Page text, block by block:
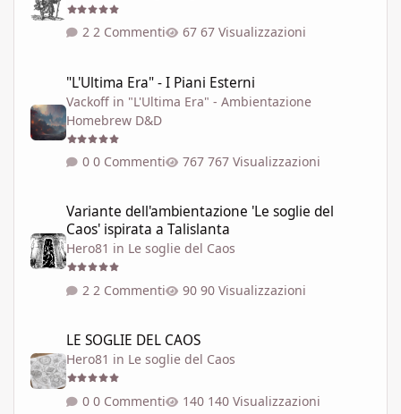
2 Commenti 67 Visualizzazioni
"L'Ultima Era" - I Piani Esterni
Vackoff in "L'Ultima Era" - Ambientazione
Homebrew D&D
0 Commenti 767 Visualizzazioni
Variante dell'ambientazione 'Le soglie del
Caos' ispirata a Talislanta
Hero81 in Le soglie del Caos
2 Commenti 90 Visualizzazioni
LE SOGLIE DEL CAOS
Hero81 in Le soglie del Caos
0 Commenti 140 Visualizzazioni